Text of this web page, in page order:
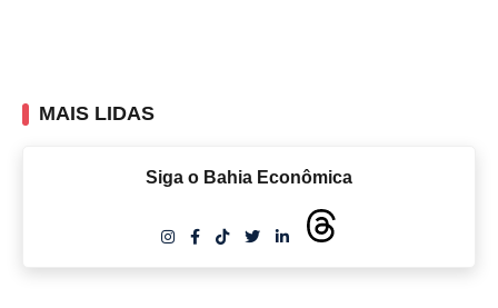
MAIS LIDAS
Siga o Bahia Econômica